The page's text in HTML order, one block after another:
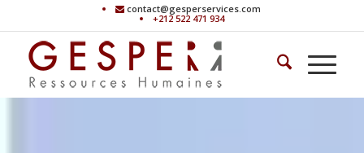
contact@gesperservices.com
+212 522 471 934